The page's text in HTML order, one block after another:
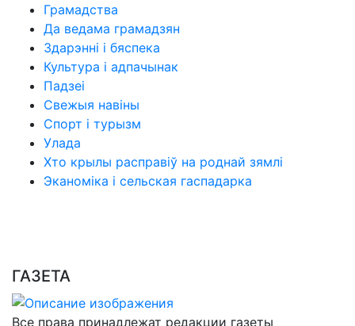
Грамадства
Да ведама грамадзян
Здарэнні і бяспека
Культура і адпачынак
Падзеі
Свежыя навіны
Спорт і турызм
Улада
Хто крылы расправіў на роднай зямлі
Эканоміка і сельская гаспадарка
ГАЗЕТА
Все права принадлежат редакции газеты